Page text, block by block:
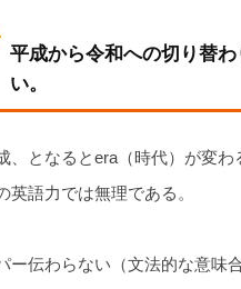
平成から令和への切り替
い。
、となるとera（時代）が変
英語力では無理である。
ー伝わらない（文法的な意味